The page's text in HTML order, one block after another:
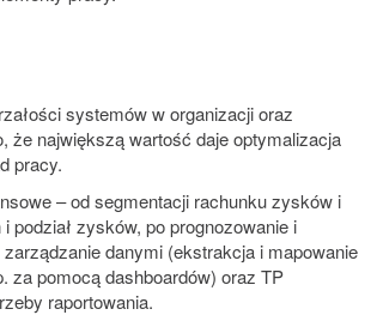
systemów w organizacji oraz
że największą wartość daje optymalizacja
pracy.
– od segmentacji rachunku zysków i
zysków, po prognozowanie i
danymi (ekstrakcja i mapowanie
za pomocą dashboardów) oraz TP
raportowania.